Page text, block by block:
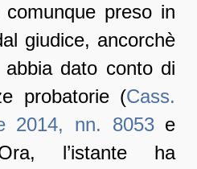
preso in
giudice, ancorchè
dato conto di
probatorie (Cass.
2014, nn. 8053e
l’istante ha